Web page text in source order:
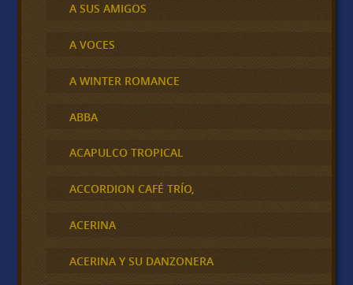
A SUS AMIGOS
A VOCES
A WINTER ROMANCE
ABBA
ACAPULCO TROPICAL
ACCORDION CAFÉ TRÍO,
ACERINA
ACERINA Y SU DANZONERA